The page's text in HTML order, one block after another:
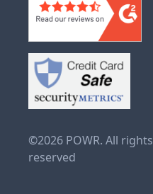
©2026 POWR. All rights
reserved